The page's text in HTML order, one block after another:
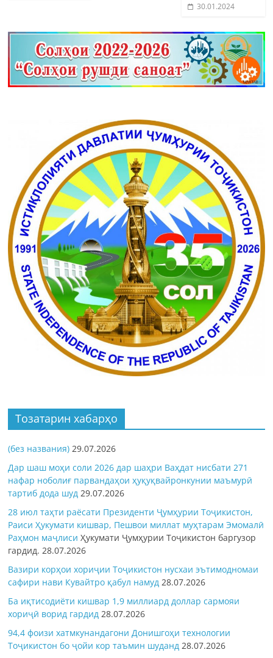
30.01.2024
Тозатарин хабарҳо
(без названия) 29.07.2026
Дар шаш моҳи соли 2026 дар шаҳри Ваҳдат нисбати 271
нафар ноболиғ парвандаҳои ҳуқуқвайронкунии маъмурӣ
тартиб дода шуд 29.07.2026
28 июл таҳти раёсати Президенти Ҷумҳурии Тоҷикистон,
Раиси Ҳукумати кишвар, Пешвои миллат муҳтарам Эмомалӣ
Раҳмон маҷлисиҲукумати Ҷумҳурии Тоҷикистон баргузор
гардид.28.07.2026
Вазири корҳои хориҷии Тоҷикистон нусхаи эътимодномаи
сафири нави Кувайтро қабул намуд 28.07.2026
Ба иқтисодиёти кишвар 1,9 миллиард доллар сармояи
хориҷӣ ворид гардид 28.07.2026
94,4 фоизи хатмкунандагони Донишгоҳи технологии
Тоҷикистон бо ҷойи кор таъмин шуданд 28.07.2026